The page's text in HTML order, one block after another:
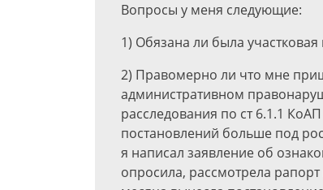
Вопросы у меня следующие:
1) Обязана ли была
2) Правомерно ли что мне
административном
расследования по ст 6.1.1
постановлений больше под
я написал заявление об
опросила, рассмотрела